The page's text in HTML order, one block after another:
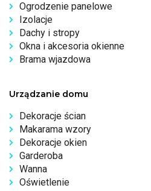
Ogrodzenie panelowe
Izolacje
Dachy i stropy
Okna i akcesoria okienne
Brama wjazdowa
Urządzanie domu
Dekoracje ścian
Makarama wzory
Dekoracje okien
Garderoba
Wanna
Oświetlenie